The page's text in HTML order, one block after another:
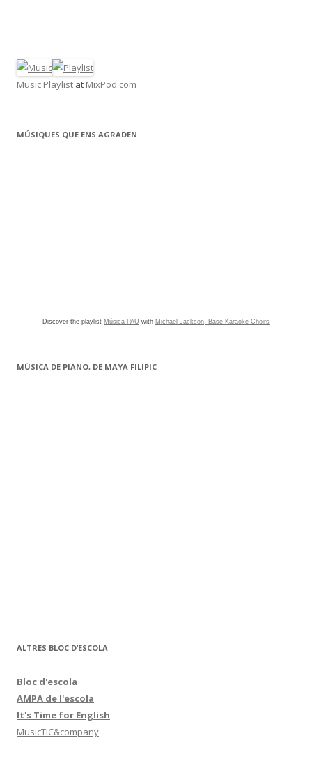
Music Playlist at MixPod.com
MÚSIQUES QUE ENS AGRADEN
Discover the playlist Música PAU with Michael Jackson, Base Karaoke Choirs
MÚSICA DE PIANO, DE MAYA FILIPIC
ALTRES BLOC D’ESCOLA
Bloc d'escola
AMPA de l'escola
It's Time for English
MusicTIC&company